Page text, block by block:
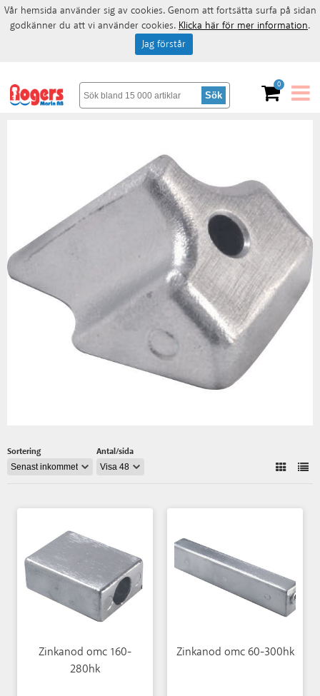
0
Sortering Antal/sida
Zinkanod omc 160-
280hk
Zinkanod omc 60-300hk
Vår hemsida använder sig av cookies. Genom att fortsätta surfa på sidan
godkänner du att vi använder cookies. Klicka här för mer information.
Jag förstår